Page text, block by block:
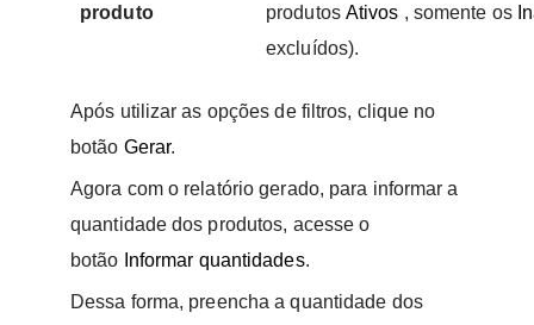
produto
produtosAtivos , somente os
excluídos).
Após utilizar as opções de filtros, clique no
botão Gerar.
Agora com o relatório gerado, para informar a
quantidade dos produtos, acesse o
botão Informar quantidades.
Dessa forma, preencha a quantidade dos